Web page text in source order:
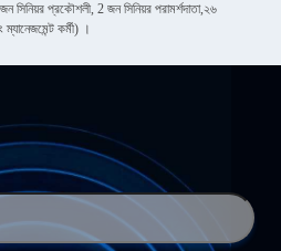
প্রকৌশলী, 2 জন সিনিয়র পরামর্শদাতা,২৬
কর্মী) ।